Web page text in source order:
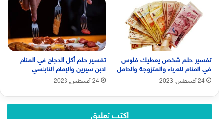
تفسير حلم شخص يعطيك فلوس
في المنام للعزباء والمتزوجة والحامل
24 أغسطس, 2023
تفسير حلم أكل الدجاج في المنام
لابن سيرين والإمام النابلسي
24 أغسطس, 2023
اكتب تعليق